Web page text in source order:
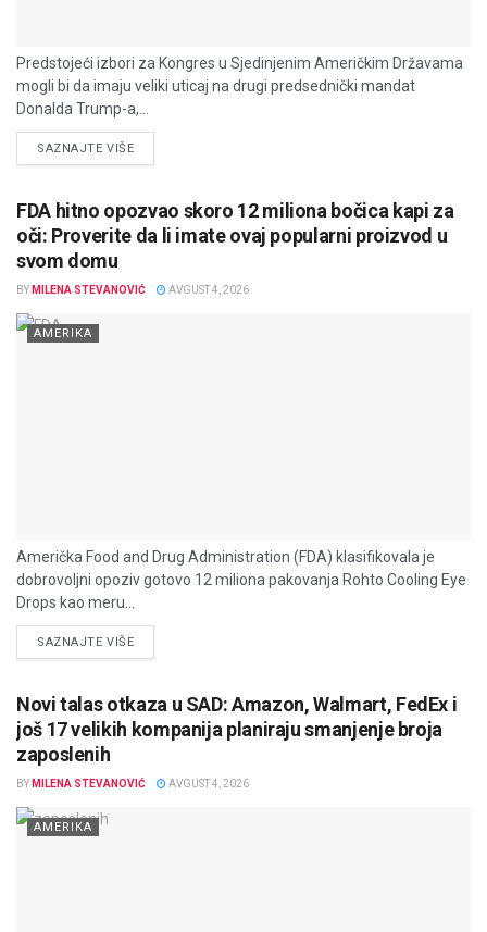
Predstojeći izbori za Kongres u Sjedinjenim Američkim Državama
mogli bi da imaju veliki uticaj na drugi predsednički mandat
Donalda Trump-a,...
SAZNAJTE VIŠEDETAILS
FDA hitno opozvao skoro 12 miliona bočica kapi za
oči: Proverite da li imate ovaj popularni proizvod u
svom domu
BY MILENA STEVANOVIĆ AVGUST 4, 2026
AMERIKA
Američka Food and Drug Administration (FDA) klasifikovala je
dobrovoljni opoziv gotovo 12 miliona pakovanja Rohto Cooling Eye
Drops kao meru...
SAZNAJTE VIŠEDETAILS
Novi talas otkaza u SAD: Amazon, Walmart, FedEx i
još 17 velikih kompanija planiraju smanjenje broja
zaposlenih
BY MILENA STEVANOVIĆ AVGUST 4, 2026
AMERIKA